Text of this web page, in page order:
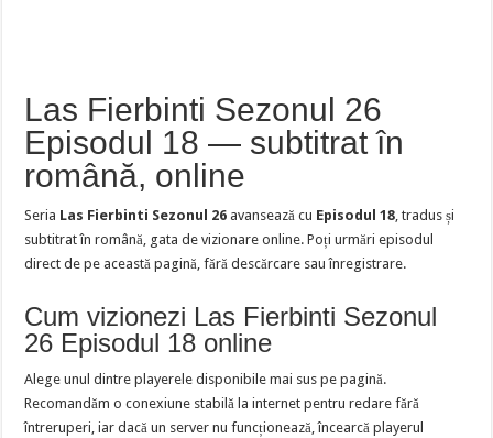
Las Fierbinti Sezonul 26
Episodul 18 — subtitrat în
română, online
Seria Las Fierbinti Sezonul 26 avansează cu Episodul 18, tradus și
subtitrat în română, gata de vizionare online. Poți urmări episodul
direct de pe această pagină, fără descărcare sau înregistrare.
Cum vizionezi Las Fierbinti Sezonul
26 Episodul 18 online
Alege unul dintre playerele disponibile mai sus pe pagină.
Recomandăm o conexiune stabilă la internet pentru redare fără
întreruperi, iar dacă un server nu funcționează, încearcă playerul